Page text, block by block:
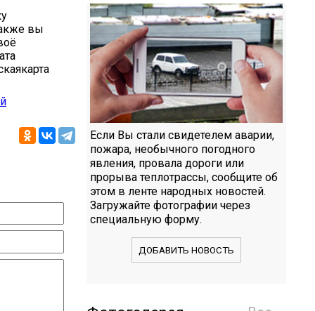
вы
Если Вы стали свидетелем аварии,
пожара, необычного погодного
явления, провала дороги или
прорыва теплотрассы, сообщите об
этом в ленте народных новостей.
Загружайте фотографии через
специальную форму.
ДОБАВИТЬ НОВОСТЬ